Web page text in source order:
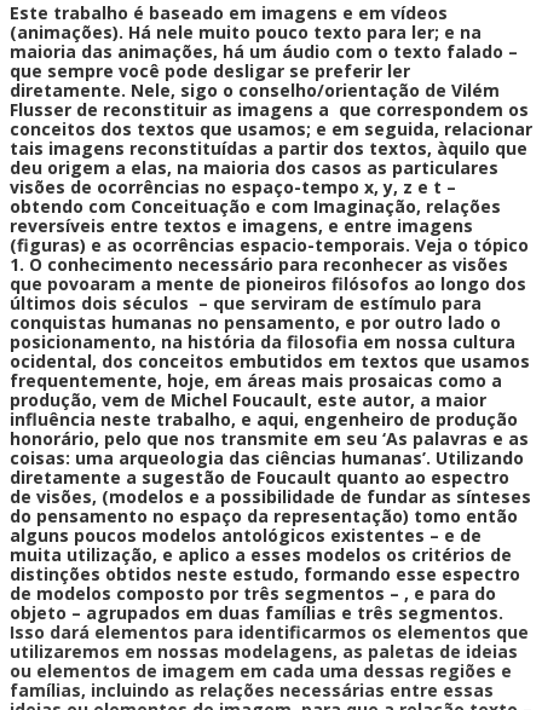
Este trabalho é baseado em imagens e em vídeos
(animações). Há nele muito pouco texto para ler; e na
maioria das animações, há um áudio com o texto falado –
que sempre você pode desligar se preferir ler
diretamente. Nele, sigo o conselho/orientação de Vilém
Flusser de reconstituir as imagens a que correspondem os
conceitos dos textos que usamos; e em seguida, relacionar
tais imagens reconstituídas a partir dos textos, àquilo que
deu origem a elas, na maioria dos casos as particulares
visões de ocorrências no espaço-tempo x, y, z e t –
obtendo com Conceituação e com Imaginação, relações
reversíveis entre textos e imagens, e entre imagens
(figuras) e as ocorrências espacio-temporais. Veja o tópico
1. O conhecimento necessário para reconhecer as visões
que povoaram a mente de pioneiros filósofos ao longo dos
últimos dois séculos – que serviram de estímulo para
conquistas humanas no pensamento, e por outro lado o
posicionamento, na história da filosofia em nossa cultura
ocidental, dos conceitos embutidos em textos que usamos
frequentemente, hoje, em áreas mais prosaicas como a
produção, vem de Michel Foucault, este autor, a maior
influência neste trabalho, e aqui, engenheiro de produção
honorário, pelo que nos transmite em seu ‘As palavras e as
coisas: uma arqueologia das ciências humanas’. Utilizando
diretamente a sugestão de Foucault quanto ao espectro
de visões, (modelos e a possibilidade de fundar as sínteses
do pensamento no espaço da representação) tomo então
alguns poucos modelos antológicos existentes – e de
muita utilização, e aplico a esses modelos os critérios de
distinções obtidos neste estudo, formando esse espectro
de modelos composto por três segmentos – , e para do
objeto – agrupados em duas famílias e três segmentos.
Isso dará elementos para identificarmos os elementos que
utilizaremos em nossas modelagens, as paletas de ideias
ou elementos de imagem em cada uma dessas regiões e
famílias, incluindo as relações necessárias entre essas